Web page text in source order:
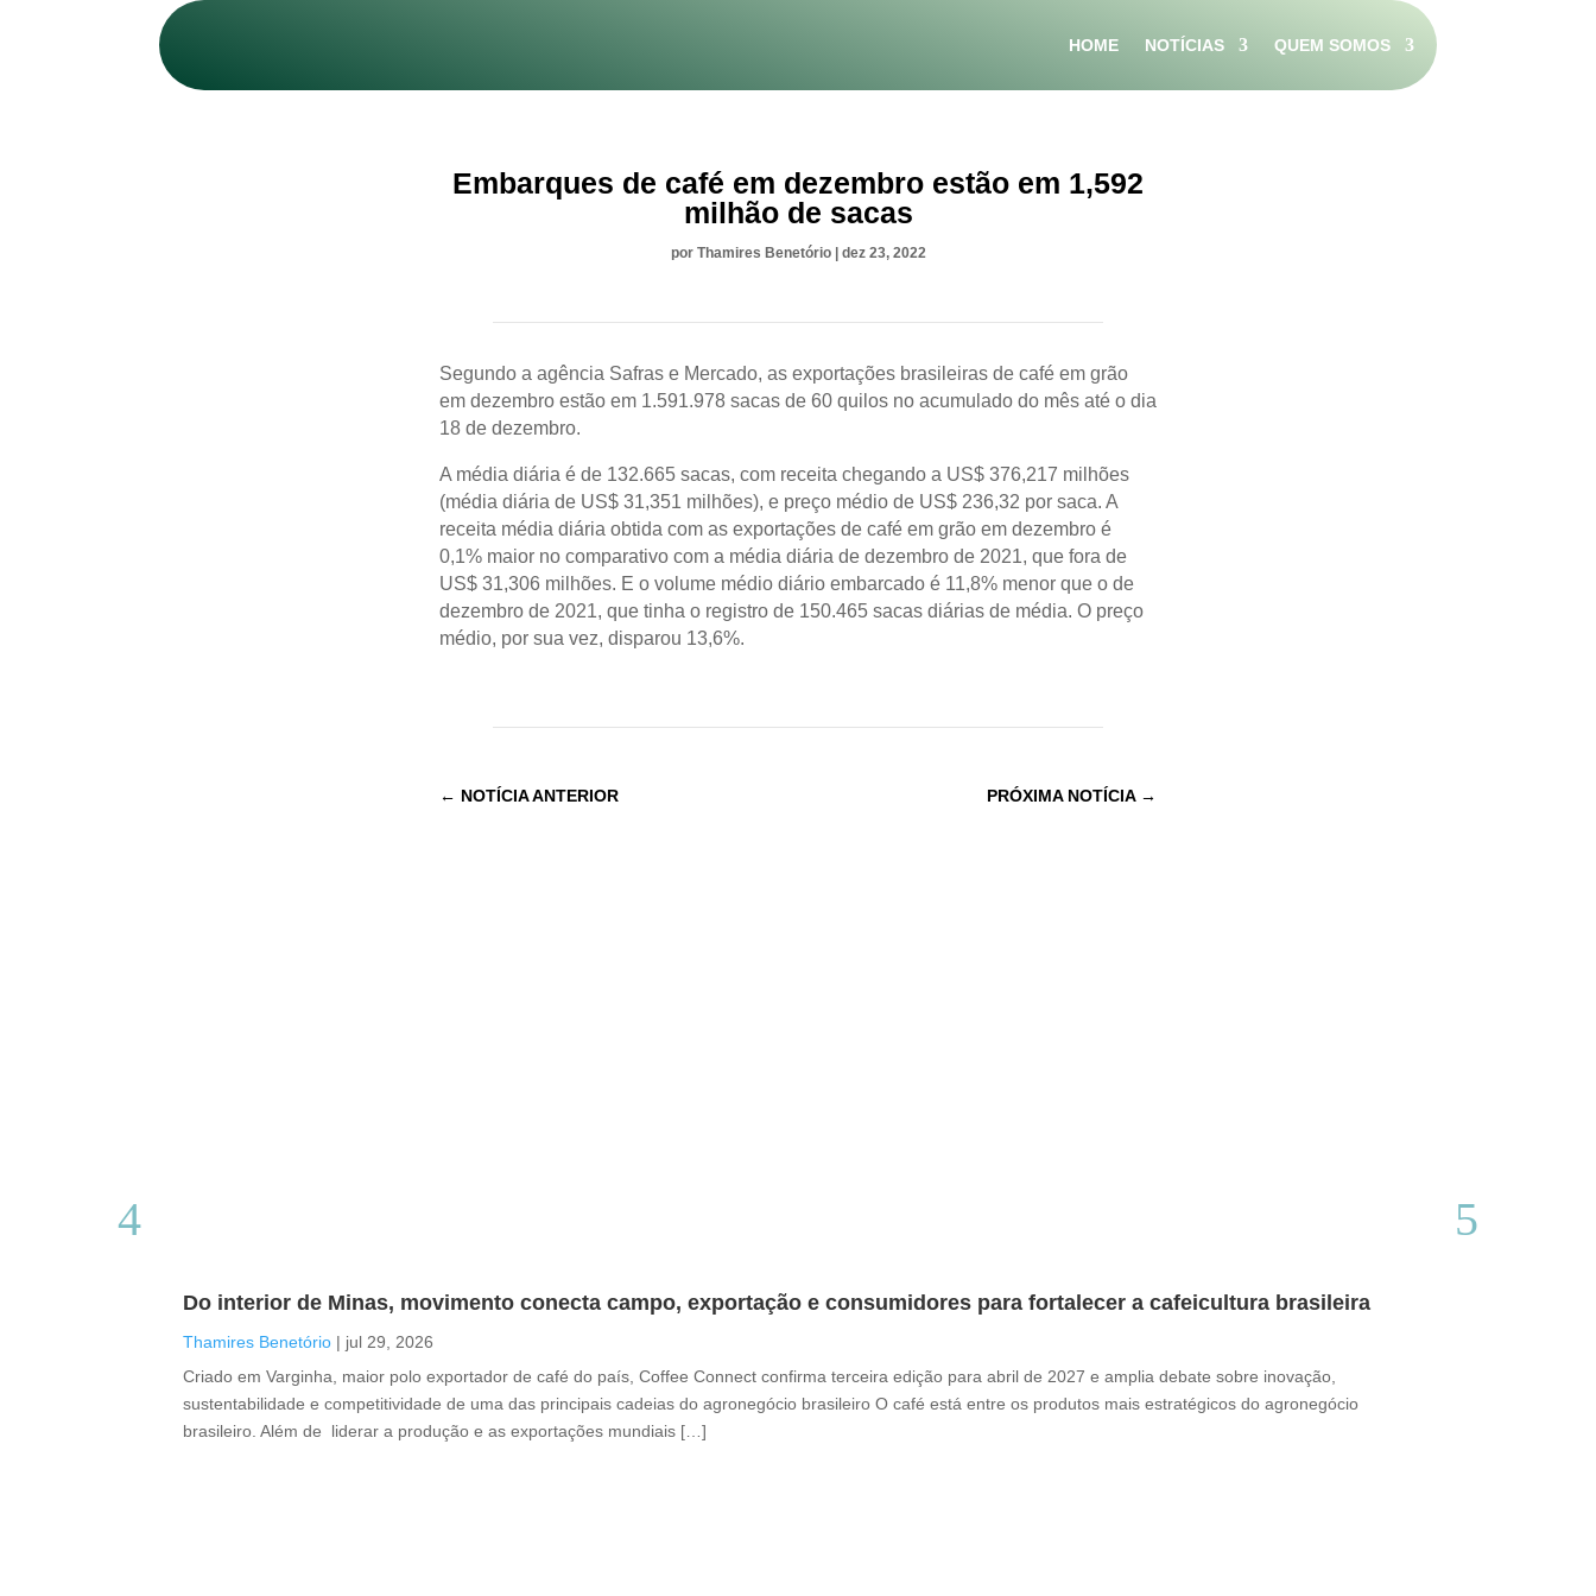
HOME NOTÍCIAS QUEM SOMOS
Embarques de café em dezembro estão em 1,592
milhão de sacas
por Thamires Benetório| dez 23, 2022
Segundo a agência Safras e Mercado, as exportações brasileiras de café em grão
em dezembro estão em 1.591.978 sacas de 60 quilos no acumulado do mês até o dia
18 de dezembro.
A média diária é de 132.665 sacas, com receita chegando a US$ 376,217 milhões
(média diária de US$ 31,351 milhões), e preço médio de US$ 236,32 por saca. A
receita média diária obtida com as exportações de café em grão em dezembro é
0,1% maior no comparativo com a média diária de dezembro de 2021, que fora de
US$ 31,306 milhões. E o volume médio diário embarcado é 11,8% menor que o de
dezembro de 2021, que tinha o registro de 150.465 sacas diárias de média. O preço
médio, por sua vez, disparou 13,6%.
← NOTÍCIA ANTERIOR PRÓXIMA NOTÍCIA→
Do interior de Minas, movimento conecta campo, exportação e consumidores para fortalecer a cafeicultura brasileira
Thamires Benetório | jul 29, 2026
Criado em Varginha, maior polo exportador de café do país, Coffee Connect confirma terceira edição para abril de 2027 e amplia debate sobre inovação,
sustentabilidade e competitividade de uma das principais cadeias do agronegócio brasileiro O café está entre os produtos mais estratégicos do agronegócio
brasileiro. Além de liderar a produção e as exportações mundiais […]